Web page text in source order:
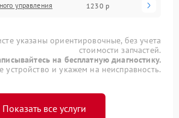
управления 1230 р
указаны ориентировочные, без учета
стоимости запчастей.
на бесплатную диагностику.
и укажем на неисправность.
Показать все услуги